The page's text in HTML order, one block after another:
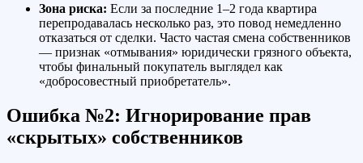
Зона риска: Если за последние 1–2 года квартира
перепродавалась несколько раз, это повод немедленно
отказаться от сделки. Часто частая смена собственников
— признак «отмывания» юридически грязного объекта,
чтобы финальный покупатель выглядел как
«добросовестный приобретатель».
Ошибка №2: Игнорирование прав
«скрытых» собственников